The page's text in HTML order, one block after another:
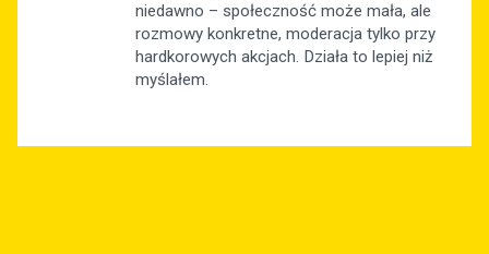
niedawno – społeczność może mała, ale
rozmowy konkretne, moderacja tylko przy
hardkorowych akcjach. Działa to lepiej niż
myślałem.